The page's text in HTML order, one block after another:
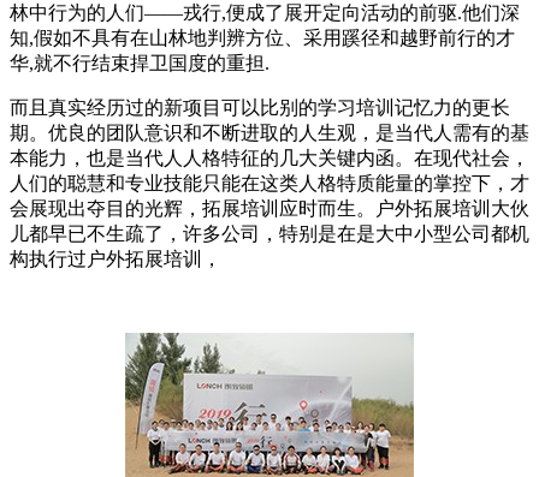
林中行为的人们——戎行,便成了展开定向活动的前驱.他们深
知,假如不具有在山林地判辨方位、采用蹊径和越野前行的才
华,就不行结束捍卫国度的重担.
而且真实经历过的新项目可以比别的学习培训记忆力的更长
期。优良的团队意识和不断进取的人生观，是当代人需有的基
本能力，也是当代人人格特征的几大关键内函。在现代社会，
人们的聪慧和专业技能只能在这类人格特质能量的掌控下，才
会展现出夺目的光辉，拓展培训应时而生。户外拓展培训大伙
儿都早已不生疏了，许多公司，特别是在是大中小型公司都机
构执行过户外拓展培训，